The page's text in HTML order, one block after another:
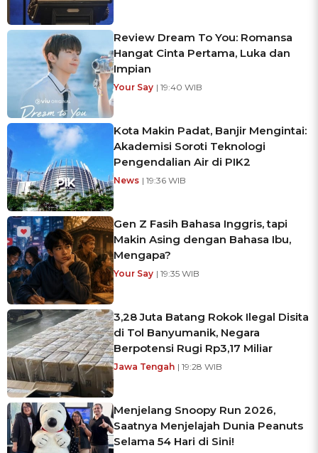
Review Dream To You: Romansa
Hangat Cinta Pertama, Luka dan
Impian
Your Say | 19:40 WIB
Kota Makin Padat, Banjir Mengintai:
Akademisi Soroti Teknologi
Pengendalian Air di PIK2
News | 19:36 WIB
Gen Z Fasih Bahasa Inggris, tapi
Makin Asing dengan Bahasa Ibu,
Mengapa?
Your Say | 19:35 WIB
3,28 Juta Batang Rokok Ilegal Disita
di Tol Banyumanik, Negara
Berpotensi Rugi Rp3,17 Miliar
Jawa Tengah | 19:28 WIB
Menjelang Snoopy Run 2026,
Saatnya Menjelajah Dunia Peanuts
Selama 54 Hari di Sini!